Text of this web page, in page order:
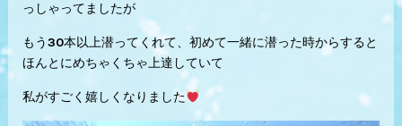
っしゃってましたが
もう30本以上潜ってくれて、初めて一緒に潜った時からすると
ほんとにめちゃくちゃ上達していて
私がすごく嬉しくなりました